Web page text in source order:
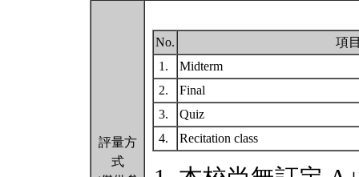
評量方
式
No.
項
1.
Midterm
2.
Final
3.
Quiz
4.
Recitation class